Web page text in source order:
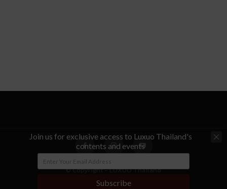
© Copyright - LUXUO Thailand
Join us for exclusive access to Luxuo Thailand's
contents and events
Subscribe